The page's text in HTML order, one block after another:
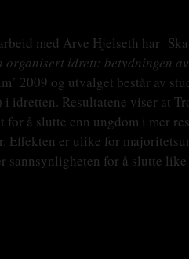
med Arve Hjelseth har
idrett: betydningen
2009 og utvalget består av
Resultatene viser at
å slutte enn ungdom i mer
er ulike for
for å slutte